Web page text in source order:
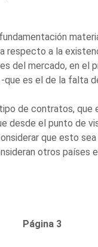
respecto a la
del mercado, en el
que es el de la falta
de contratos, que
desde el punto de
que esto sea
otros países
Página 3